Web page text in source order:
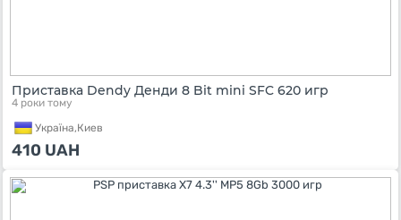
Приставка Dendy Денди 8 Bit mini SFC 620 игр
4 роки тому
Україна,Киев
410 UAH